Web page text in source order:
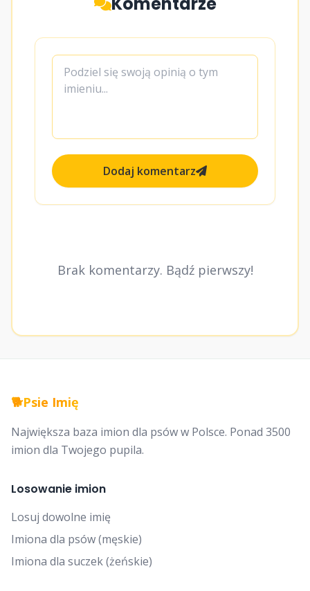
Dodaj komentarz
Brak komentarzy. Bądź pierwszy!
🐕Psie Imię
Największa baza imion dla psów w Polsce. Ponad 3500
imion dla Twojego pupila.
Losowanie imion
Losuj dowolne imię
Imiona dla psów (męskie)
Imiona dla suczek (żeńskie)